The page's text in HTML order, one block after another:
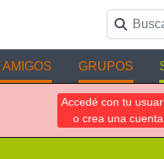
GRUPOS
Accedé con tu
o crea una cuenta